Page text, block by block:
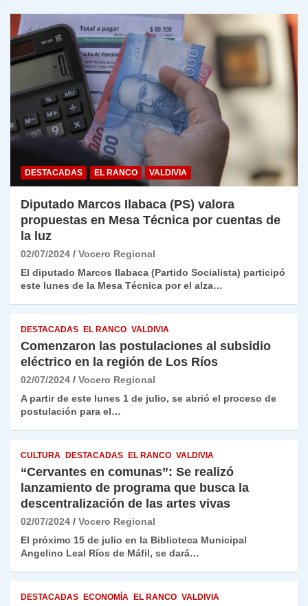
DESTACADAS EL RANCO VALDIVIA
Diputado Marcos Ilabaca (PS) valora
propuestas en Mesa Técnica por cuentas de
la luz
02/07/2024
Vocero Regional
El diputado Marcos Ilabaca (Partido Socialista) participó
este lunes de la Mesa Técnica por el alza…
DESTACADAS EL RANCO VALDIVIA
Comenzaron las postulaciones al subsidio
eléctrico en la región de Los Ríos
02/07/2024
Vocero Regional
A partir de este lunes 1 de julio, se abrió el proceso de
postulación para el…
CULTURA DESTACADAS EL RANCO VALDIVIA
“Cervantes en comunas”: Se realizó
lanzamiento de programa que busca la
descentralización de las artes vivas
02/07/2024
Vocero Regional
El próximo 15 de julio en la Biblioteca Municipal
Angelino Leal Ríos de Máfil, se dará…
DESTACADAS ECONOMÍA EL RANCO VALDIVIA